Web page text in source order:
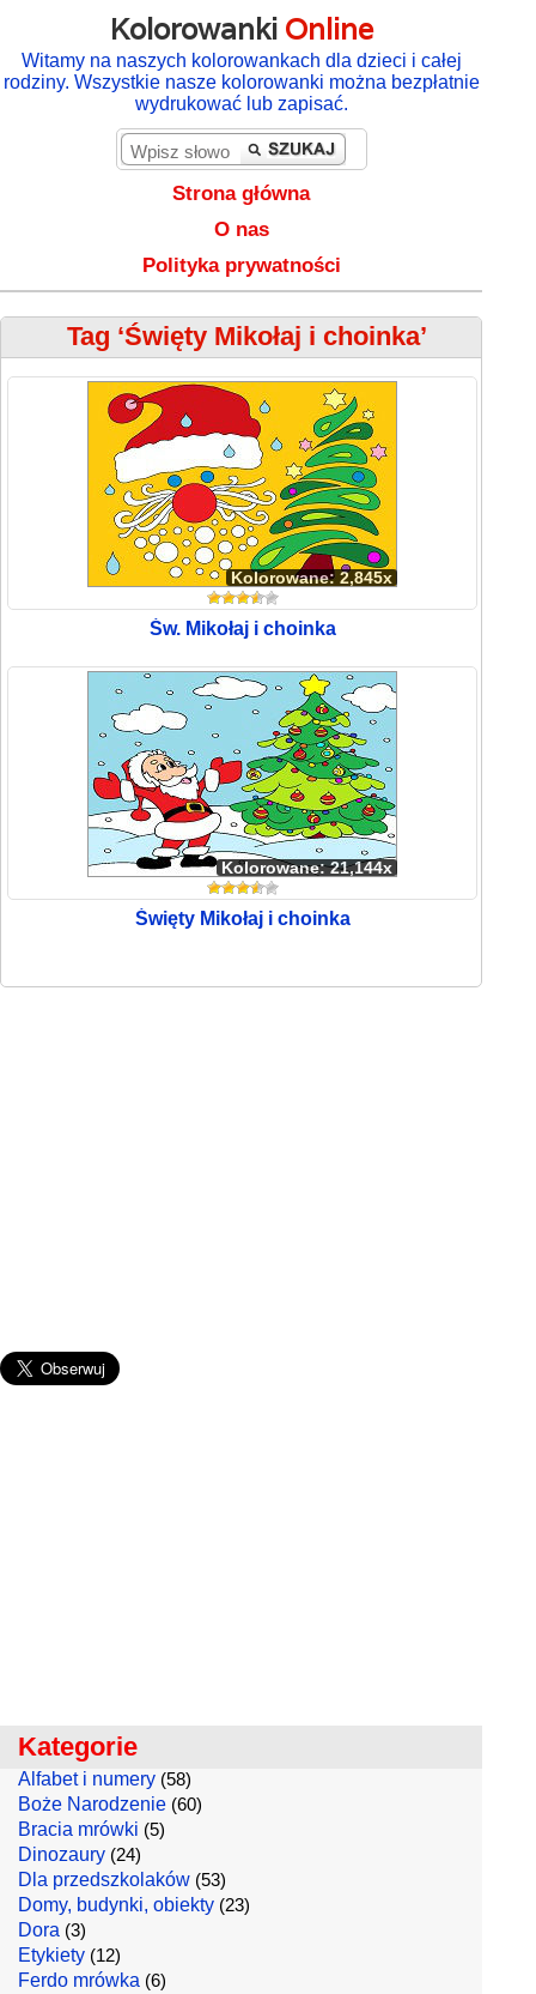
Kolorowanki Online
Witamy na naszych kolorowankach dla dzieci i całej
rodziny. Wszystkie nasze kolorowanki można bezpłatnie
wydrukować lub zapisać.
Strona główna
O nas
Polityka prywatności
Tag ‘Święty Mikołaj i choinka’
Kolorowane: 2,845x
Św. Mikołaj i choinka
Kolorowane: 21,144x
Święty Mikołaj i choinka
Kategorie
Alfabet i numery (58)
Boże Narodzenie (60)
Bracia mrówki (5)
Dinozaury (24)
Dla przedszkolaków (53)
Domy, budynki, obiekty (23)
Dora (3)
Etykiety (12)
Ferdo mrówka (6)